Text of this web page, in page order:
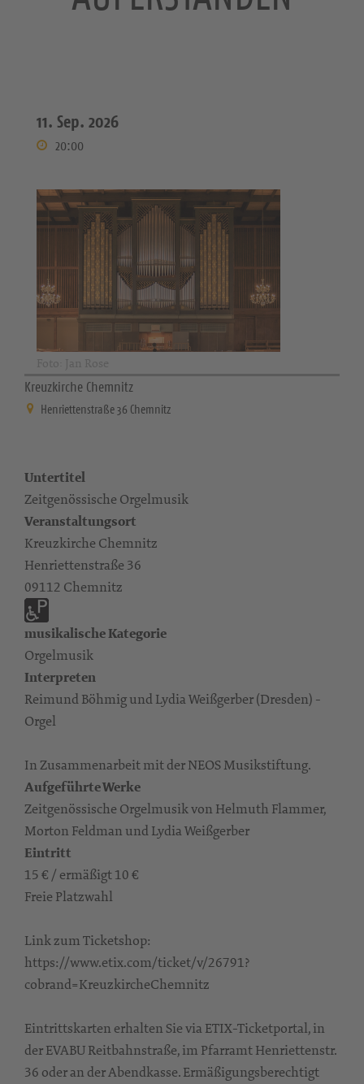
11. Sep. 2026
20:00
Kreuzkirche Chemnitz
Henriettenstraße 36 Chemnitz
Untertitel
Zeitgenössische Orgelmusik
Veranstaltungsort
Kreuzkirche Chemnitz
Henriettenstraße 36
09112 Chemnitz
musikalische Kategorie
Orgelmusik
Interpreten
Reimund Böhmig und Lydia Weißgerber (Dresden) -
Orgel
In Zusammenarbeit mit der NEOS Musikstiftung.
Aufgeführte Werke
Zeitgenössische Orgelmusik von Helmuth Flammer,
Morton Feldman und Lydia Weißgerber
Eintritt
15 € / ermäßigt 10 €
Freie Platzwahl
Link zum Ticketshop:
https://www.etix.com/ticket/v/26791?
cobrand=KreuzkircheChemnitz
Eintrittskarten erhalten Sie via ETIX-Ticketportal, in
der EVABU Reitbahnstraße, im Pfarramt Henriettenstr.
36 oder an der Abendkasse. Ermäßigungsberechtigt